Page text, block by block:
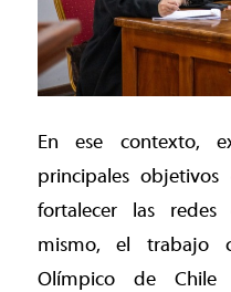
En ese contexto,
principales
fortalecer las
mismo, el trabajo
Olímpico de Chile